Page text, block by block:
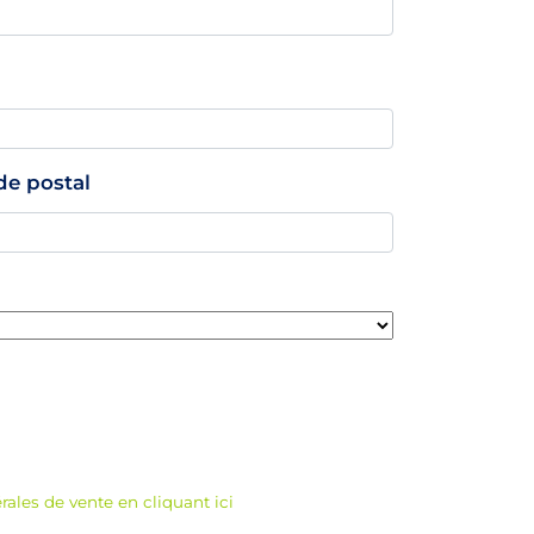
postal
de vente en cliquant ici